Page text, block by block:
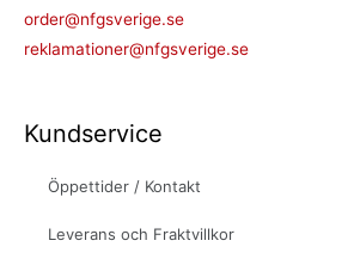
order@nfgsverige.se
reklamationer@nfgsverige.se
Kundservice
Öppettider / Kontakt
Leverans och Fraktvillkor